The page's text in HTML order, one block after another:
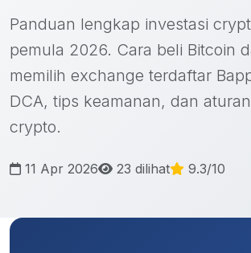
Panduan lengkap investasi
pemula 2026. Cara beli Bitcoin
memilih exchange terdaftar
DCA, tips keamanan, dan
crypto.
11 Apr 2026 23 dilihat 9.3/10